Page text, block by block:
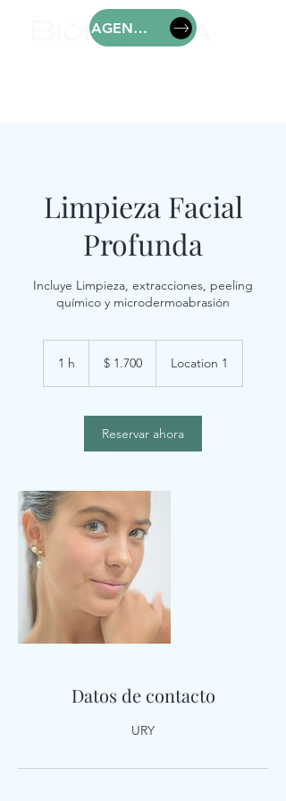
AGENDAR
Limpieza Facial
Profunda
Incluye Limpieza, extracciones, peeling
químico y microdermoabrasión
1 h
uruguayos
$ 1.700 Location 1
Reservar ahora
Datos de contacto
URY